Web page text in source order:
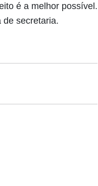
é a melhor possível.
de secretaria.